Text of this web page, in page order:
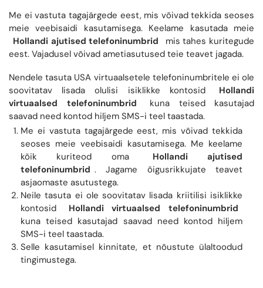
Me ei vastuta tagajärgede eest, mis võivad tekkida seoses
meie veebisaidi kasutamisega. Keelame kasutada meie
Hollandi ajutised telefoninumbrid
mis tahes kuritegude
eest. Vajadusel võivad ametiasutused teie teavet jagada.
Nendele tasuta USA virtuaalsetele telefoninumbritele ei ole
soovitatav lisada olulisi isiklikke kontosid
Hollandi
virtuaalsed telefoninumbrid
kuna teised kasutajad
saavad need kontod hiljem SMS-i teel taastada.
Me ei vastuta tagajärgede eest, mis võivad tekkida
seoses meie veebisaidi kasutamisega. Me keelame
kõik kuriteod oma
Hollandi ajutised
telefoninumbrid . Jagame õigusrikkujate teavet
asjaomaste asutustega.
Neile tasuta ei ole soovitatav lisada kriitilisi isiklikke
kontosid
Hollandi virtuaalsed telefoninumbrid
kuna teised kasutajad saavad need kontod hiljem
SMS-i teel taastada.
Selle kasutamisel kinnitate, et nõustute ülaltoodud
tingimustega.